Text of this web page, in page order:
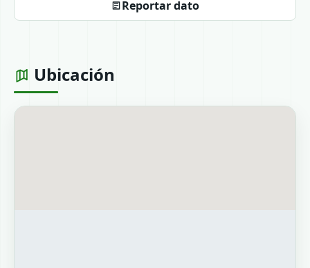
Reportar dato
Ubicación